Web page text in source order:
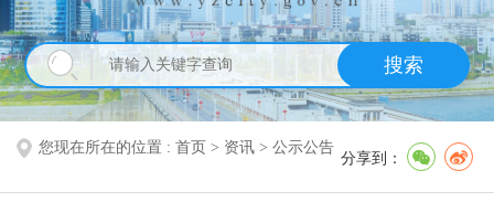
搜索
您现在所在的位置 : 首页 > 资讯 > 公示公告
分享到：